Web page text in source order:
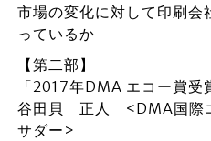
市場の変化に対して印刷会
っているか
【第二部】
「2017年DMA エコー賞受
谷田貝 正人 <DMA国際
サダー>